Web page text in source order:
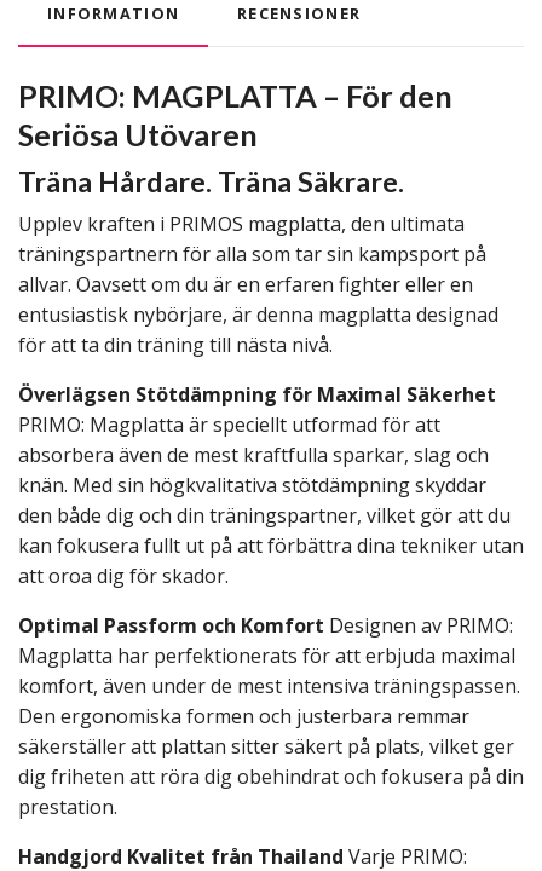
INFORMATION RECENSIONER
PRIMO: MAGPLATTA – För den
Seriösa Utövaren
Träna Hårdare. Träna Säkrare.
Upplev kraften i PRIMOS magplatta, den ultimata
träningspartnern för alla som tar sin kampsport på
allvar. Oavsett om du är en erfaren fighter eller en
entusiastisk nybörjare, är denna magplatta designad
för att ta din träning till nästa nivå.
Överlägsen Stötdämpning för Maximal Säkerhet
PRIMO: Magplatta är speciellt utformad för att
absorbera även de mest kraftfulla sparkar, slag och
knän. Med sin högkvalitativa stötdämpning skyddar
den både dig och din träningspartner, vilket gör att du
kan fokusera fullt ut på att förbättra dina tekniker utan
att oroa dig för skador.
Optimal Passform och Komfort Designen av PRIMO:
Magplatta har perfektionerats för att erbjuda maximal
komfort, även under de mest intensiva träningspassen.
Den ergonomiska formen och justerbara remmar
säkerställer att plattan sitter säkert på plats, vilket ger
dig friheten att röra dig obehindrat och fokusera på din
prestation.
Handgjord Kvalitet från Thailand Varje PRIMO: